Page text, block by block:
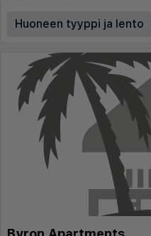
Huoneen tyyppi ja lento